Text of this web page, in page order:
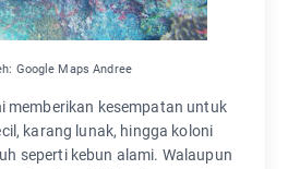
Google Maps Andree
memberikan kesempatan untuk
karang lunak, hingga koloni
seperti kebun alami. Walaupun